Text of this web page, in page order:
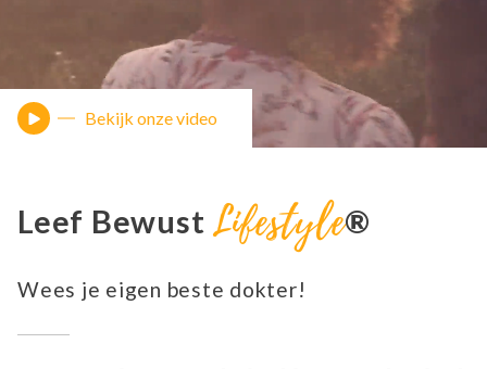
Leef Bewust Lifestyle®
Wees je eigen beste dokter!
Bekijk onze video